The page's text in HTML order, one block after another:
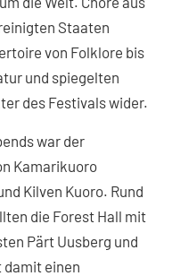
Staaten
von Folklore bis
und spiegelten
des Festivals wider.
war der
Kamarikuoro
Kilven Kuoro. Rund
die Forest Hall mit
Pärt Uusberg und
einen